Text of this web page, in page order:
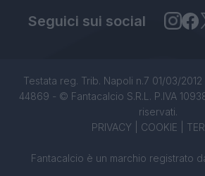
Seguici sui social
Testata reg. Trib. Napoli n.7 01/03/
44869 - © Fantacalcio S.R.L. P.IVA
riservati.
PRIVACY| COOKIE
Fantacalcio è un marchio registrato